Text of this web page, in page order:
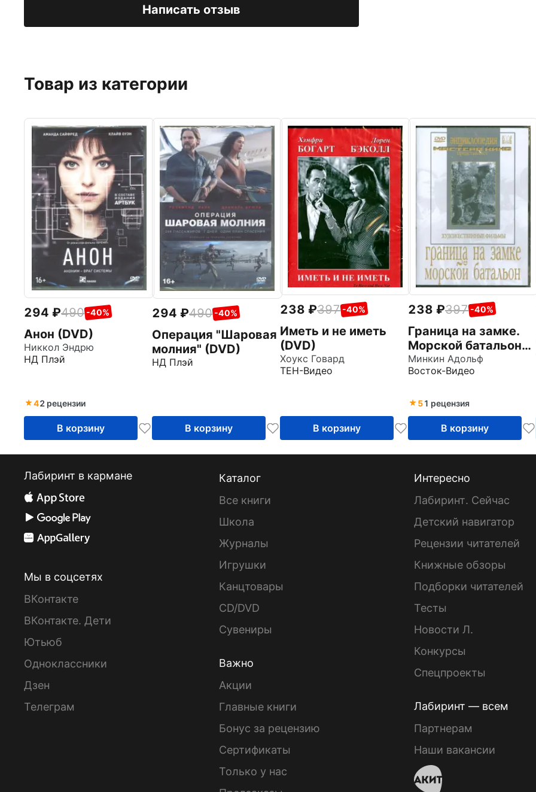
Написать отзыв
Товар из категории
294 490 -40%
Анон (DVD)
Никкол Эндрю
НД Плэй
42 рецензии
В корзину
294 490 -40%
Операция "Шаровая
молния" (DVD)
НД Плэй
В корзину
238 397 -40%
Иметь и не иметь
(DVD)
Хоукс Говард
ТЕН-Видео
В корзину
238 397 -40%
Граница на замке.
Морской батальон
(DVD)
Минкин Адольф
Восток-Видео
51 рецензия
В корзину
Лабиринт в кармане
Мы в соцсетях
ВКонтакте
ВКонтакте. Дети
Ютьюб
Одноклассники
Дзен
Телеграм
Каталог
Все книги
Школа
Журналы
Игрушки
Канцтовары
CD/DVD
Сувениры
Важно
Акции
Главные книги
Бонус за рецензию
Сертификаты
Только у нас
Интересно
Лабиринт. Сейчас
Детский навигатор
Рецензии читателей
Книжные обзоры
Подборки читателей
Тесты
Новости Л.
Конкурсы
Спецпроекты
Лабиринт — всем
Партнерам
Наши вакансии